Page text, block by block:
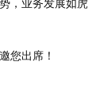
，业务发展如虎
您出席！